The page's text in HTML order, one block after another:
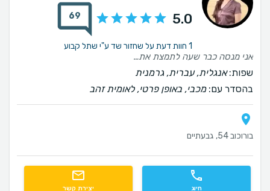
5.0
69
1 חוות דעת על שחזור שד ע"י שתל קבוע
אני מנסה כבר שעה לתמצת את חווית הטיפול,("עברתי אצלה" שיחזורי שדיים אחרי כריתה מלאה) לחוות דעת, שאני רוצה לכתוב וכל רגע מתווספת לי עוד מעלה 😍 אז ככה, דוקטור שרון זנדבנק היא: קודם כל רופאה שאוהבת את העבודה שלה. מהרגע הראשון שנפגשנו שידרה מקצוענות ואמינות. תכונה שמאוד אהבתי אצלה זה שהיא אמיתית. מסבירה הכל לגבי סיכון וסיכויי ועושה את זה ברגישות ואכפתיות. תהליך ההחלמה שלי היה מורכב וארוך עם לא מעט אתגרים, דוקטור שרון ת מ י ד היתה זמינה ואכפתית עד שלפעמים היה נדמה שאכפת לה לפחות כמוני, אם לא קצת יותר 😉 למדתי להכיר רופאה שהיא בן אדם ואפילו חוש הומור יש לה 😃 ממליצה בחום מכל הלב תרגישו חופשי לשאול אותי ב 0526040579
שפות:אנגלית, עברית, גרמנית
בהסדר עם:מכבי, באופן פרטי, לאומית זהב
בורוכוב 54, גבעתיים
חיוג יצירת קשר